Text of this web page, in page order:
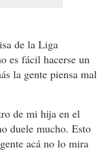
de la Liga
es fácil hacerse un
la gente piensa mal
de mi hija en el
duele mucho. Esto
acá no lo mira